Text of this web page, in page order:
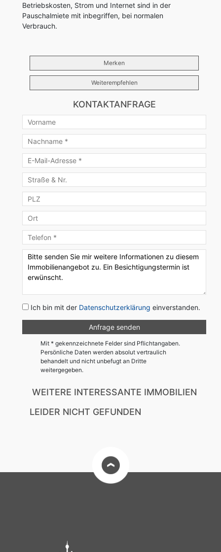
Betriebskosten, Strom und Internet sind in der
Pauschalmiete mit inbegriffen, bei normalen
Verbrauch.
Merken
Weiterempfehlen
KONTAKTANFRAGE
Ich bin mit der Datenschutzerklärung einverstanden.
Mit * gekennzeichnete Felder sind Pflichtangaben.
Persönliche Daten werden absolut vertraulich
behandelt und nicht unbefugt an Dritte
weitergegeben.
WEITERE INTERESSANTE IMMOBILIEN
LEIDER NICHT GEFUNDEN